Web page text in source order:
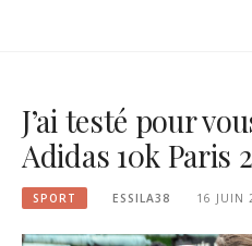
J’ai testé pour
Adidas 10k Paris
SPORT ESSILA38 16 JUIN